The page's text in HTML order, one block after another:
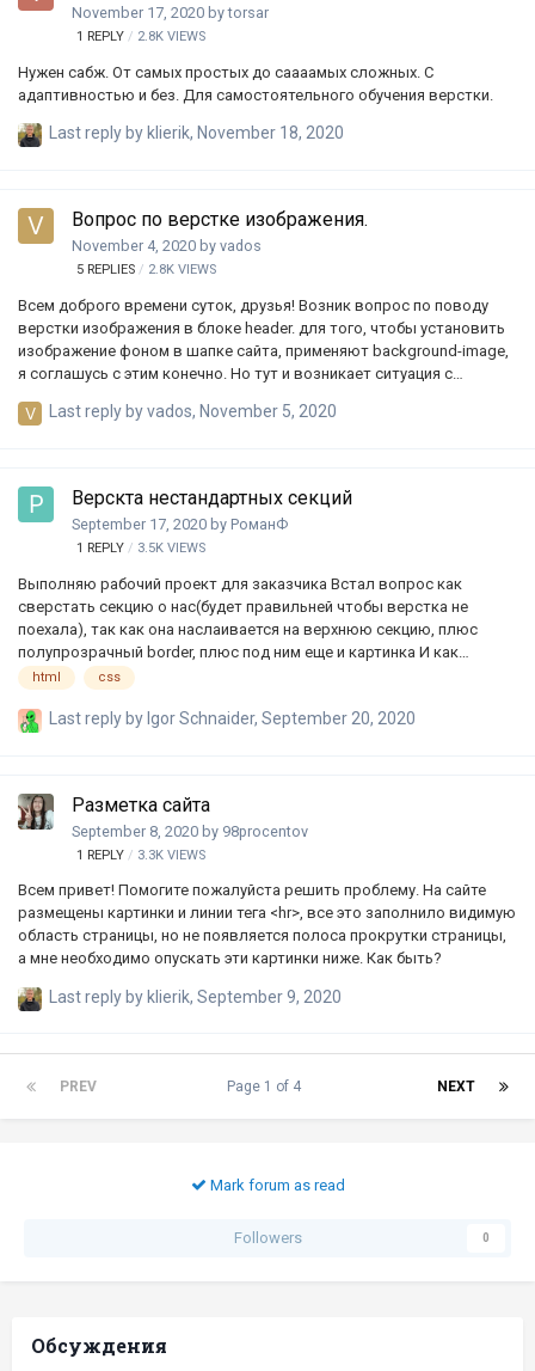
November 17, 2020 bytorsar
1 REPLY 2.8K VIEWS
Нужен сабж. От самых простых до саааамых сложных. С
адаптивностью и без. Для самостоятельного обучения верстки.
Last reply by klierik, November 18, 2020
Вопрос по верстке изображения.
November 4, 2020 by vados
5 REPLIES 2.8K VIEWS
Всем доброго времени суток, друзья! Возник вопрос по поводу
верстки изображения в блоке header. для того, чтобы установить
изображение фоном в шапке сайта, применяют background-image,
я соглашусь с этим конечно. Но тут и возникает ситуация с
сжималась, а не обрезалась по краям. Да, при обрезании
Таким же оно должно быть и в мобильной версии: С этим
прекрасно справляется тег img: img { width: 100%; height: 100%;
object-fit: cover; object-position: top; } Но чере…
Last reply byvados, November 5, 2020
Верскта нестандартных секций
September 17, 2020 by РоманФ
1 REPLY 3.5K VIEWS
Выполняю рабочий проект для заказчика Встал вопрос как
сверстать секцию о нас(будет правильней чтобы верстка не
поехала), так как она наслаивается на верхнюю секцию, плюс
полупрозрачный border, плюс под ним еще и картинка И как
совместить картинки с задними блоками на секции Продукция И
исходники разного размера в исходниках, допустим в секции
https://www.figma.com/file/NpCXMgs0oIjLYfuiqzPTJ4/Типография?
node-id=11%3A2
Last reply by Igor Schnaider, September 20, 2020
html css
Разметка сайта
September 8, 2020 by 98procentov
1 REPLY 3.3K VIEWS
Всем привет! Помогите пожалуйста решить проблему. На сайте
размещены картинки и линии тега <hr>, все это заполнило видимую
область страницы, но не появляется полоса прокрутки страницы,
а мне необходимо опускать эти картинки ниже. Как быть?
Last reply by klierik, September 9, 2020
PREV NEXT
Page 1 of 4
Mark forum as read
Followers 0
Обсуждения